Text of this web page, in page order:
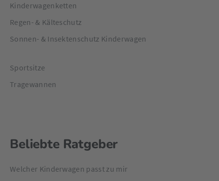
Kinderwagenketten
Regen- & Kälteschutz
Sonnen- & Insektenschutz Kinderwagen
Sportsitze
Tragewannen
Beliebte Ratgeber
Welcher Kinderwagen passt zu mir